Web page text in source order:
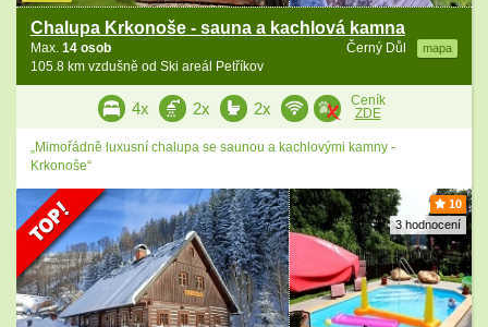
Chalupa Krkonoše - sauna a kachlová kamna
Černý Důl mapa
Max. 14 osob
105.8 km vzdušně od Ski areál Petříkov
4x 2x 2x
Ceník
ZDE
„Mimořádně luxusní chalupa se saunou a kachlovými kamny -
Krkonoše“
10
3 hodnocení